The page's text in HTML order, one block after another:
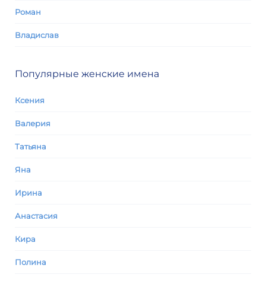
Роман
Владислав
Популярные женские имена
Ксения
Валерия
Татьяна
Яна
Ирина
Анастасия
Кира
Полина